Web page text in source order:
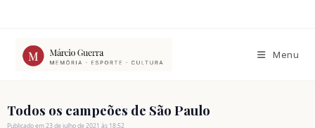
conteúdo
Menu
Todos os campeões de São Paulo
Publicado em 23 de julho de 2021 às 18:52